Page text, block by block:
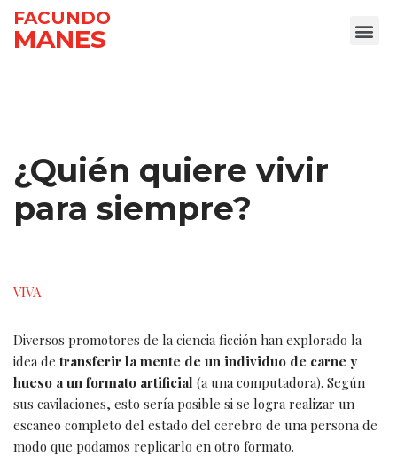
Ir
FACUNDO
MANES
¿Quién quiere vivir
para siempre?
VIVA
Diversos promotores de la ciencia ficción han explorado la
idea de transferir la mente de un individuo de carne y
hueso a un formato artificial (a una computadora). Según
sus cavilaciones, esto sería posible si se logra realizar un
escaneo completo del estado del cerebro de una persona de
modo que podamos replicarlo en otro formato.